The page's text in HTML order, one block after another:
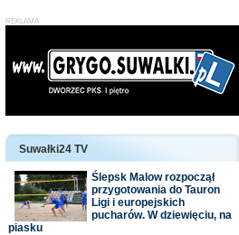
Suwałki24 TV
Ślepsk Malow rozpoczął
przygotowania do Tauron
Ligi i europejskich
pucharów. W dziewięciu, na
piasku